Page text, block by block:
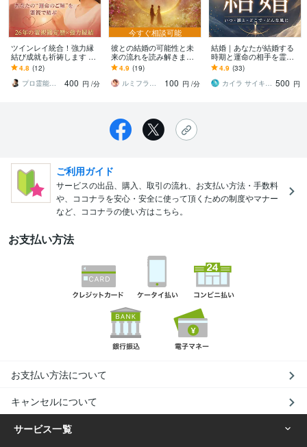
ツインレイ統合！強力縁
結び成就も祈祷します ツ
インレイ統合・強力縁結
び成就祈祷鑑定します
4.8 (12)
プロ霊能力者 結心（ゆうしん）
400 円 /分
今すぐ相談可能
彼との結婚の可能性と未
来の流れを読み解きます
結婚に進むタイミング
と、 今取るべき行動をお
伝えします
4.9 (19)
ルミフラワー鑑定☆YURICA
100 円 /分
結婚｜あなたが結婚する
時期と運命の相手を霊視
します 結婚への道筋を示
し、将来に対し不安なく
確信が持てます
4.9 (33)
カイラ サイキック ミディアム ヒーラー 500 円
ご利用ガイド
サービスの出品、購入、取引の流れ、お支払い方法・手数料
や、ココナラを安心・安全に使って頂くための制度やマナー
など、ココナラの使い方はこちら。
お支払い方法
お支払い方法について
キャンセルについて